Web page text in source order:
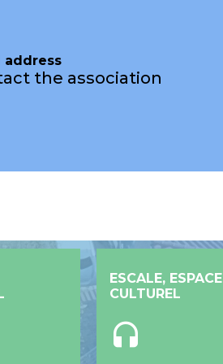
address
the association
ESCALE, ESPACE
CULTUREL
headset